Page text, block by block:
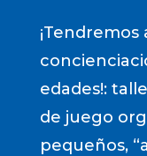
edades!:
de juego
pequeños,